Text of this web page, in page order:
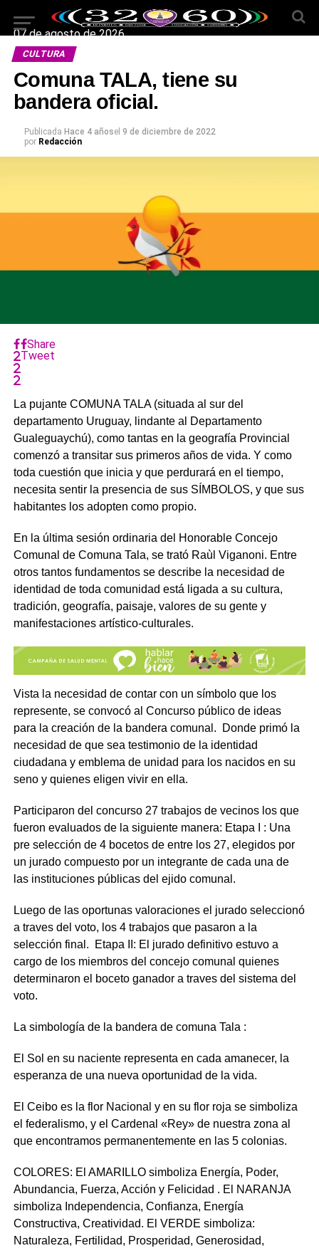
07 de agosto de 2026
CULTURA
Comuna TALA, tiene su
bandera oficial.
Publicada Hace 4 añosel 9 de diciembre de 2022
por Redacción
Share
Tweet
La pujante COMUNA TALA (situada al sur del
departamento Uruguay, lindante al Departamento
Gualeguaychú), como tantas en la geografía Provincial
comenzó a transitar sus primeros años de vida. Y como
toda cuestión que inicia y que perdurará en el tiempo,
necesita sentir la presencia de sus SÍMBOLOS, y que sus
habitantes los adopten como propio.
En la última sesión ordinaria del Honorable Concejo
Comunal de Comuna Tala, se trató Raùl Viganoni. Entre
otros tantos fundamentos se describe la necesidad de
identidad de toda comunidad está ligada a su cultura,
tradición, geografía, paisaje, valores de su gente y
manifestaciones artístico-culturales.
Vista la necesidad de contar con un símbolo que los
represente, se convocó al Concurso público de ideas
para la creación de la bandera comunal. Donde primó la
necesidad de que sea testimonio de la identidad
ciudadana y emblema de unidad para los nacidos en su
seno y quienes eligen vivir en ella.
Participaron del concurso 27 trabajos de vecinos los que
fueron evaluados de la siguiente manera: Etapa I : Una
pre selección de 4 bocetos de entre los 27, elegidos por
un jurado compuesto por un integrante de cada una de
las instituciones públicas del ejido comunal.
Luego de las oportunas valoraciones el jurado seleccionó
a traves del voto, los 4 trabajos que pasaron a la
selección final. Etapa II: El jurado definitivo estuvo a
cargo de los miembros del concejo comunal quienes
determinaron el boceto ganador a traves del sistema del
voto.
La simbología de la bandera de comuna Tala :
El Sol en su naciente representa en cada amanecer, la
esperanza de una nueva oportunidad de la vida.
El Ceibo es la flor Nacional y en su flor roja se simboliza
el federalismo, y el Cardenal «Rey» de nuestra zona al
que encontramos permanentemente en las 5 colonias.
COLORES: El AMARILLO simboliza Energía, Poder,
Abundancia, Fuerza, Acción y Felicidad . El NARANJA
simboliza Independencia, Confianza, Energía
Constructiva, Creatividad. El VERDE simboliza:
Naturaleza, Fertilidad, Prosperidad, Generosidad,